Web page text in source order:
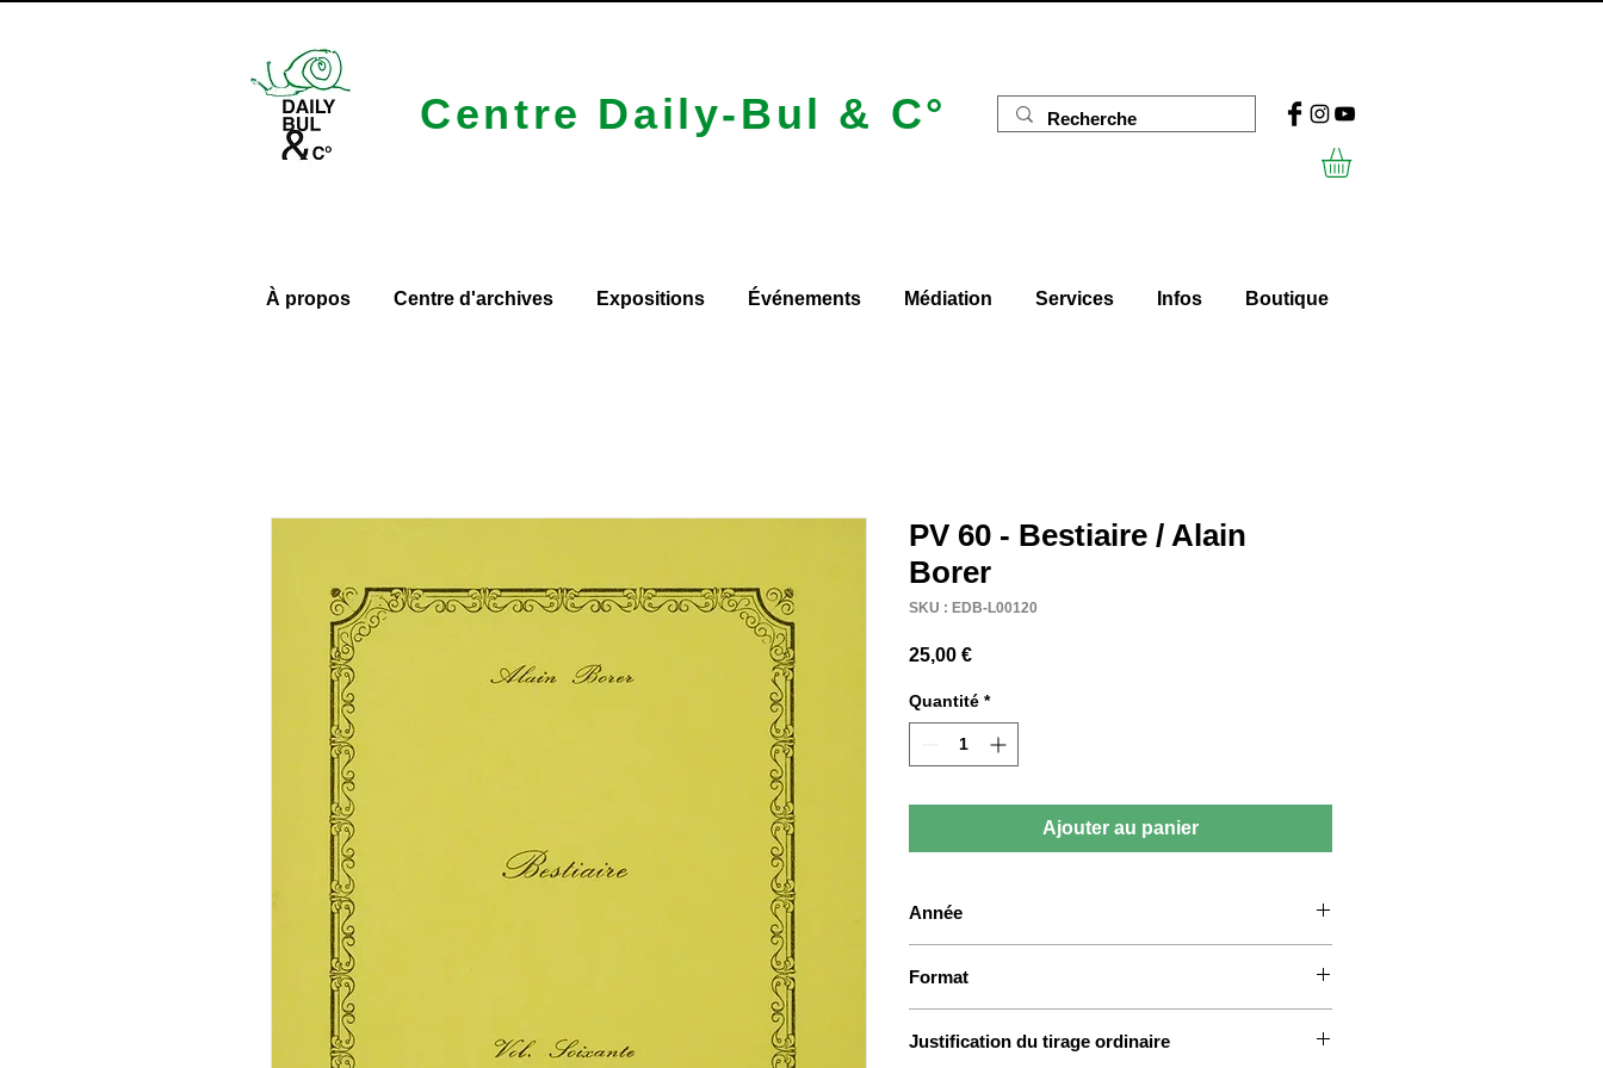
Centre Daily-Bul & C°
À propos Centre d'archives Expositions Événements Médiation Services Infos Boutique
PV 60 - Bestiaire / Alain
Borer
SKU : EDB-L00120
25,00 €Prix
Quantité *
Ajouter au panier
Année
Format
Justification du tirage ordinaire